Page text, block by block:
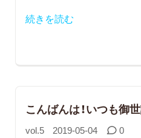
続きを読む
こんばんは！いつも御
vol.5 2019-05-04 0